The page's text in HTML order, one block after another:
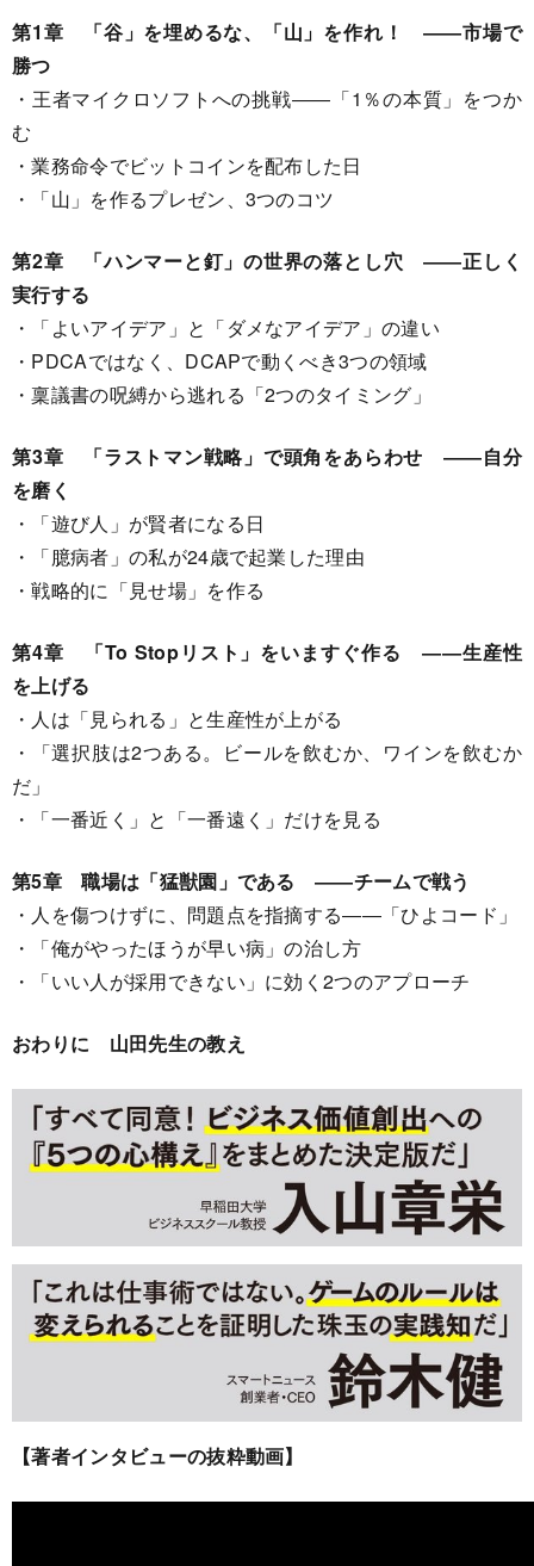
第1章 「谷」を埋めるな、「山」を作れ！ ――市場で
勝つ
・王者マイクロソフトへの挑戦――「1％の本質」をつか
む
・業務命令でビットコインを配布した日
・「山」を作るプレゼン、3つのコツ
第2章 「ハンマーと釘」の世界の落とし穴 ――正しく
実行する
・「よいアイデア」と「ダメなアイデア」の違い
・PDCAではなく、DCAPで動くべき3つの領域
・稟議書の呪縛から逃れる「2つのタイミング」
第3章 「ラストマン戦略」で頭角をあらわせ ――自分
を磨く
・「遊び人」が賢者になる日
・「臆病者」の私が24歳で起業した理由
・戦略的に「見せ場」を作る
第4章 「To Stopリスト」をいますぐ作る ――生産性
を上げる
・人は「見られる」と生産性が上がる
・「選択肢は2つある。ビールを飲むか、ワインを飲むか
だ」
・「一番近く」と「一番遠く」だけを見る
第5章 職場は「猛獣園」である ――チームで戦う
・人を傷つけずに、問題点を指摘する――「ひよコード」
・「俺がやったほうが早い病」の治し方
・「いい人が採用できない」に効く2つのアプローチ
おわりに 山田先生の教え
【著者インタビューの抜粋動画】